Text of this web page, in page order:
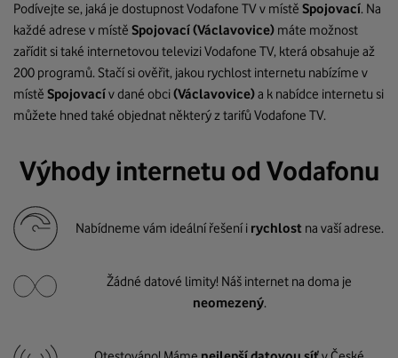
Podívejte se, jaká je dostupnost Vodafone TV v místě Spojovací. Na
každé adrese v místě Spojovací(Václavovice) máte možnost
zařídit si také internetovou televizi Vodafone TV, která obsahuje až
200 programů. Stačí si ověřit, jakou rychlost internetu nabízíme v
místě Spojovacív dané obci(Václavovice)a k nabídce internetu si
můžete hned také objednat některý z tarifů Vodafone TV.
Výhody internetu od Vodafonu
Nabídneme vám ideální řešení i rychlost na vaší adrese.
Žádné datové limity! Náš internet na doma je
neomezený.